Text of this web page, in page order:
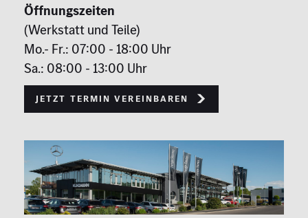
Öffnungszeiten
(Werkstatt und Teile)
Mo.- Fr.: 07:00 - 18:00 Uhr
Sa.: 08:00 - 13:00 Uhr
Jetzt Termin vereinbaren